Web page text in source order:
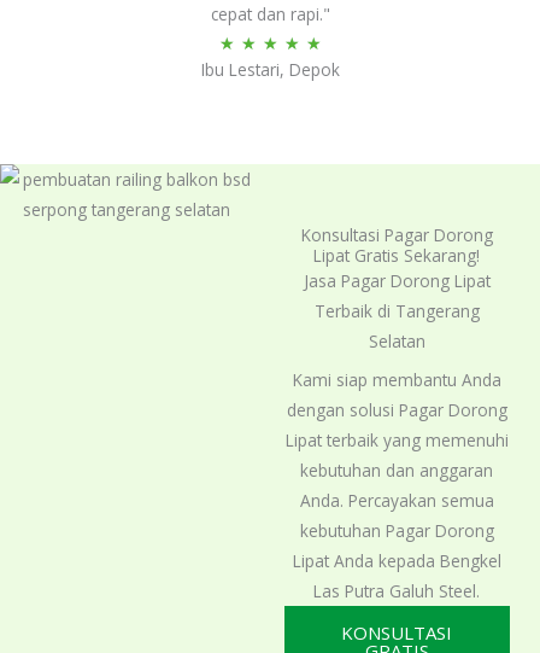
cepat dan rapi."
★ ★ ★ ★ ★Rated
5
5
Ibu Lestari, Depok
Konsultasi Pagar Dorong
Lipat Gratis Sekarang!
Jasa Pagar Dorong Lipat
Terbaik di Tangerang
Selatan
Kami siap membantu Anda
dengan solusi Pagar Dorong
Lipat terbaik yang memenuhi
kebutuhan dan anggaran
Anda. Percayakan semua
kebutuhan Pagar Dorong
Lipat Anda kepada Bengkel
Las Putra Galuh Steel.
KONSULTASI